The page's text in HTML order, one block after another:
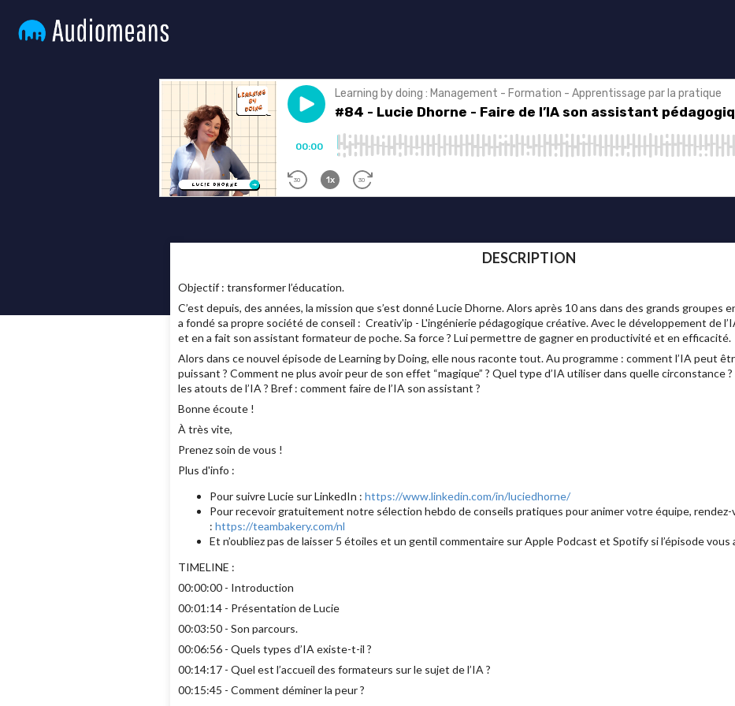
DESCRIPTION
Objectif : transformer l’éducation.
C’est depuis, des années, la mission que s’est donné Lucie Dhorne. Alors après 10 ans dans des grands groupes
a fondé sa propre société de conseil : Creativ'ip - L'ingénierie pédagogique créative. Avec le développement de
et en a fait son assistant formateur de poche. Sa force ? Lui permettre de gagner en productivité et en efficacité.
Alors dans ce nouvel épisode de Learning by Doing, elle nous raconte tout. Au programme : comment l’IA peut
puissant ? Comment ne plus avoir peur de son effet “magique” ? Quel type d’IA utiliser dans quelle circonstance
les atouts de l’IA ? Bref : comment faire de l’IA son assistant ?
Bonne écoute !
À très vite,
Prenez soin de vous !
Plus d'info :
Pour suivre Lucie sur LinkedIn : https://www.linkedin.com/in/luciedhorne/
Pour recevoir gratuitement notre sélection hebdo de conseils pratiques pour animer votre équipe, rendez-
: https://teambakery.com/nl
Et n’oubliez pas de laisser 5 étoiles et un gentil commentaire sur Apple Podcast et Spotify si l’épisode vous
TIMELINE :
00:00:00 - Introduction
00:01:14 - Présentation de Lucie
00:03:50 - Son parcours.
00:06:56 - Quels types d’IA existe-t-il ?
00:14:17 - Quel est l’accueil des formateurs sur le sujet de l’IA ?
00:15:45 - Comment déminer la peur ?